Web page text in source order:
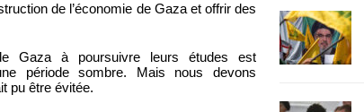
de l’économie de Gaza et offrir des
Gaza à poursuivre leurs études est
période sombre. Mais nous devons
pu être évitée.